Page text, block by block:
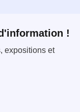
!
expositions et